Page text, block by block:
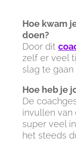
Hoe kwam
doen?
Door dit
zelf er veel
slag te
Hoe heb je
De
invullen van
super veel
het steeds